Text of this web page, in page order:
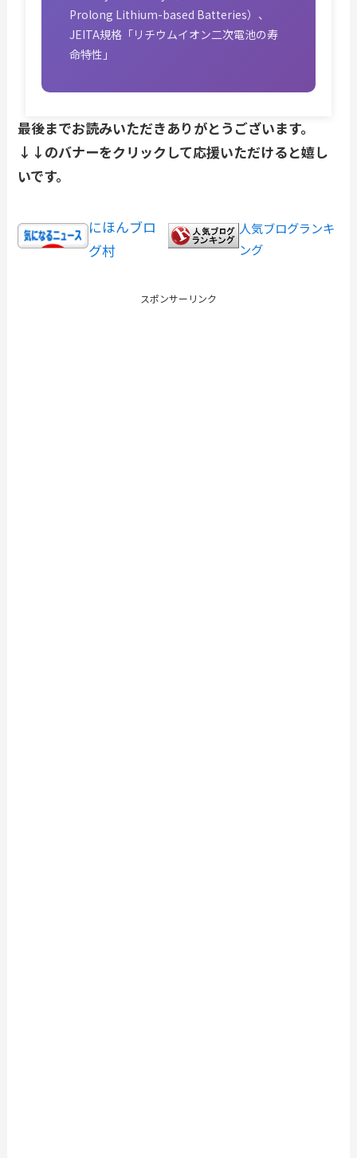
Prolong Lithium-based Batteries）、
JEITA規格「リチウムイオン二次電池の寿
命特性」
最後までお読みいただきありがとうございます。
↓↓のバナーをクリックして応援いただけると嬉し
いです。
にほんブロ
グ村
人気ブログランキ
ング
スポンサーリンク